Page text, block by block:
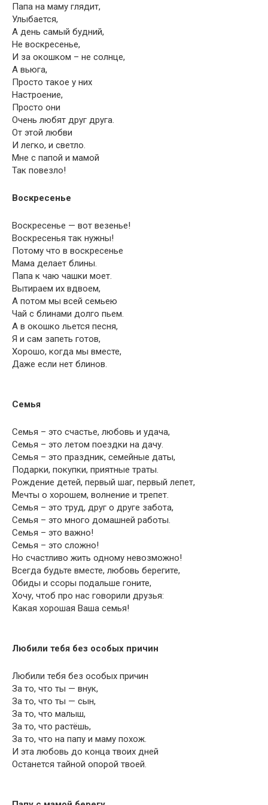
Папа на маму глядит,
Улыбается,
А день самый будний,
Не воскресенье,
И за окошком – не солнце,
А вьюга,
Просто такое у них
Настроение,
Просто они
Очень любят друг друга.
От этой любви
И легко, и светло.
Мне с папой и мамой
Так повезло!
Воскресенье
Воскресенье — вот везенье!
Воскресенья так нужны!
Потому что в воскресенье
Мама делает блины.
Папа к чаю чашки моет.
Вытираем их вдвоем,
А потом мы всей семьею
Чай с блинами долго пьем.
А в окошко льется песня,
Я и сам запеть готов,
Хорошо, когда мы вместе,
Даже если нет блинов.
Семья
Семья – это счастье, любовь и удача,
Семья – это летом поездки на дачу.
Семья – это праздник, семейные даты,
Подарки, покупки, приятные траты.
Рождение детей, первый шаг, первый лепет,
Мечты о хорошем, волнение и трепет.
Семья – это труд, друг о друге забота,
Семья – это много домашней работы.
Семья – это важно!
Семья – это сложно!
Но счастливо жить одному невозможно!
Всегда будьте вместе, любовь берегите,
Обиды и ссоры подальше гоните,
Хочу, чтоб про нас говорили друзья:
Какая хорошая Ваша семья!
Любили тебя без особых причин
Любили тебя без особых причин
За то, что ты — внук,
За то, что ты — сын,
За то, что малыш,
За то, что растёшь,
За то, что на папу и маму похож.
И эта любовь до конца твоих дней
Останется тайной опорой твоей.